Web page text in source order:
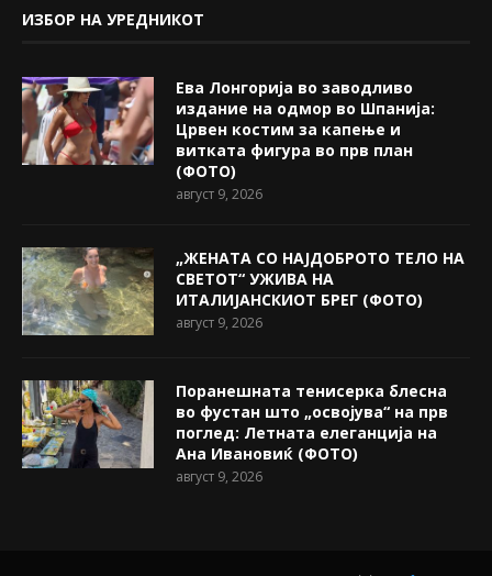
ИЗБОР НА УРЕДНИКОТ
Ева Лонгорија во заводливо
издание на одмор во Шпанија:
Црвен костим за капење и
витката фигура во прв план
(ФОТО)
август 9, 2026
„ЖЕНАТА СО НАЈДОБРОТО ТЕЛО НА
СВЕТОТ“ УЖИВА НА
ИТАЛИЈАНСКИОТ БРЕГ (ФОТО)
август 9, 2026
Поранешната тенисерка блесна
во фустан што „освојува“ на прв
поглед: Летната елеганција на
Ана Ивановиќ (ФОТО)
август 9, 2026